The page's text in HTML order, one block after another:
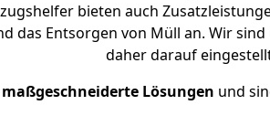
bieten auch
das Entsorgen von Müll an. Wir
daher darauf
maßgeschneiderte Lösungen und